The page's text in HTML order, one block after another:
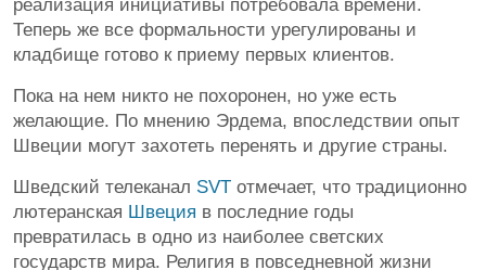
реализация инициативы потребовала времени.
Теперь же все формальности урегулированы и
кладбище готово к приему первых клиентов.
Пока на нем никто не похоронен, но уже есть
желающие. По мнению Эрдема, впоследствии опыт
Швеции могут захотеть перенять и другие страны.
Шведский телеканал SVT отмечает, что традиционно
лютеранская Швеция в последние годы
превратилась в одно из наиболее светских
государств мира. Религия в повседневной жизни